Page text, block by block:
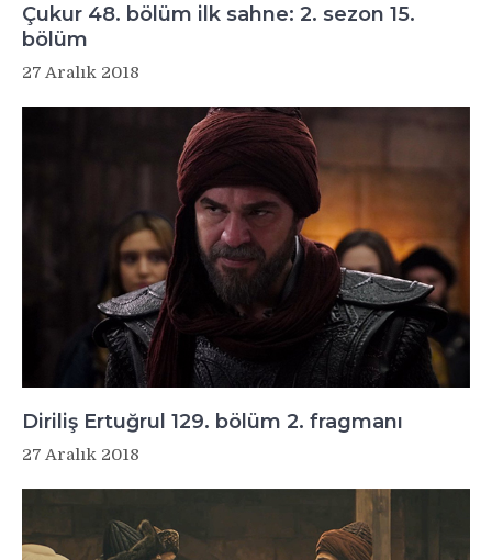
Çukur 48. bölüm ilk sahne: 2. sezon 15.
bölüm
27 Aralık 2018
Diriliş Ertuğrul 129. bölüm 2. fragmanı
27 Aralık 2018